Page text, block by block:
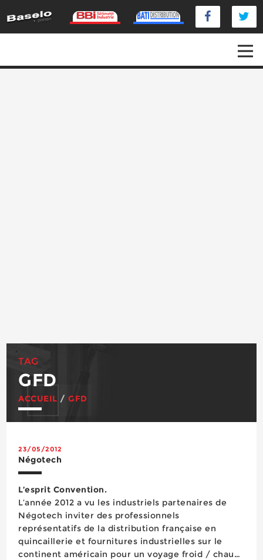
TAG
GFD
ACCUEIL /GFD
23/05/2012
Négotech
L’esprit Convention.
L’année 2012 a vu les industriels partenaires de
Négotech inviter des professionnels
représentatifs de la distribution française en
quincaillerie et fournitures industrielles sur le
continent américain pour un voyage froid / chaud